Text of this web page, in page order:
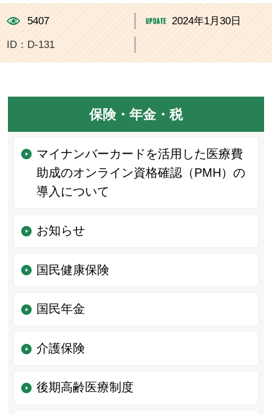
5407 2024年1月30日
ID：D-131
保険・年金・税
マイナンバーカードを活用した医療費
助成のオンライン資格確認（PMH）の
導入について
お知らせ
国民健康保険
国民年金
介護保険
後期高齢医療制度